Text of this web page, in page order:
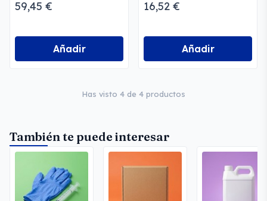
59,45 €
Añadir
16,52 €
Añadir
Has visto 4 de 4 productos
También te puede interesar